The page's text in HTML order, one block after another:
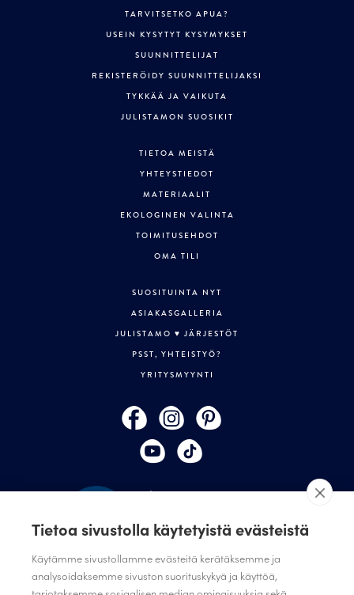
TARVITSETKO APUA?
USEIN KYSYTYT KYSYMYKSET
SUUNNITTELIJAT
REKISTERÖIDY SUUNNITTELIJAKSI
TYKKÄÄ JA VAIKUTA
JULISTAMON SUOSIKIT
TIETOA MEISTÄ
YHTEYSTIEDOT
MATERIAALIT
EKOLOGINEN VALINTA
TOIMITUSEHDOT
OMA TILI
SUOSITUINTA NYT
ASIAKASGALLERIA
JULISTAMO ♥ JÄRJESTÖT
PSST, YHTEISTYÖ?
YRITYSMYYNTI
TILAA JULISTAMON UUTISKIRJE
Tietoa sivustolla käytetyistä evästeistä
Käytämme sivustollamme evästeitä kerätäksemme ja
analysoidaksemme sivuston suorituskykyä ja käyttöä,